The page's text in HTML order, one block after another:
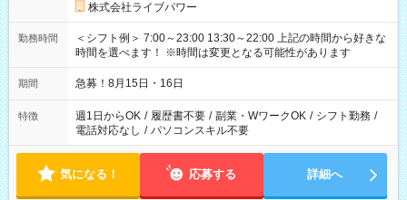
株式会社ライブパワー
勤務時間
＜シフト例＞ 7:00～23:00 13:30～22:00 上記の時間から好きな
時間を選べます！ ※時間は変更となる可能性があります
期間 急募！8月15日・16日
特徴 週1日からOK / 履歴書不要 / 副業・WワークOK / シフト勤務 /
電話対応なし / パソコンスキル不要
気になる！ 応募する 詳細へ